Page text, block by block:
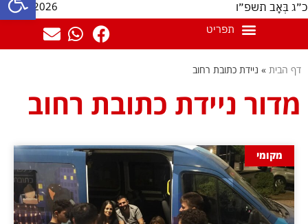
כ״ג בְּאָב תשפ״ו 06/08/2026
דף הבית » ניידת כתובת רחוב
מדור ניידת כתובת רחוב
מקומי